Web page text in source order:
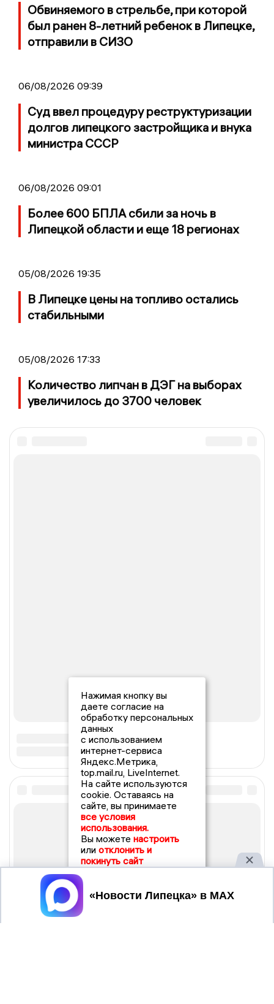
Обвиняемого в стрельбе, при которой
был ранен 8-летний ребенок в Липецке,
отправили в СИЗО
06/08/2026 09:39
Суд ввел процедуру реструктуризации
долгов липецкого застройщика и внука
министра СССР
06/08/2026 09:01
Более 600 БПЛА сбили за ночь в
Липецкой области и еще 18 регионах
05/08/2026 19:35
В Липецке цены на топливо остались
стабильными
05/08/2026 17:33
Количество липчан в ДЭГ на выборах
увеличилось до 3700 человек
Нажимая кнопку вы
даете согласие на
обработку персональных
данных
с использованием
интернет-сервиса
Яндекс.Метрика,
top.mail.ru, LiveInternet.
На сайте используются
cookie. Оставаясь на
сайте, вы принимаете
все условия
использования.
Вы можете настроить
или отклонить и
покинуть сайт
Принять